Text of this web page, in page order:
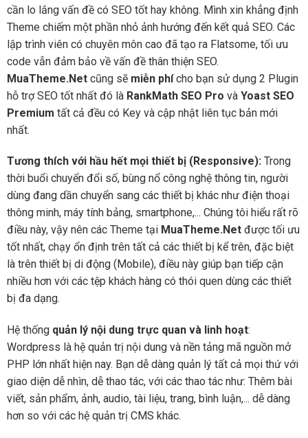
cần lo lắng vấn đề có SEO tốt hay không. Mình xin khẳng định
Theme chiếm một phần nhỏ ảnh hướng đến kết quả SEO. Các
lập trình viên có chuyên môn cao đã tạo ra Flatsome, tối ưu
code vẫn đảm bảo về vấn đề thân thiện SEO.
MuaTheme.Net cũng sẽ miễn phícho bạn sử dụng 2 Plugin
hỗ trợ SEO tốt nhất đó là RankMath SEO Pro và Yoast SEO
Premium tất cả đều có Key và cập nhật liên tục bản mới
nhất.
Tương thích với hầu hết mọi thiết bị (Responsive): Trong
thời buổi chuyển đổi số, bùng nổ công nghệ thông tin, người
dùng đang dần chuyển sang các thiết bị khác như điện thoại
thông minh, máy tính bảng, smartphone,... Chúng tôi hiểu rất rõ
điều này, vậy nên các Theme tại MuaTheme.Net được tối ưu
tốt nhất, chạy ổn định trên tất cả các thiết bị kể trên, đặc biệt
là trên thiết bị di động (Mobile), điều này giúp bạn tiếp cận
nhiều hơn với các tệp khách hàng có thói quen dùng các thiết
bị đa dạng.
Hệ thống quản lý nội dung trực quan và linh hoạt:
Wordpress là hệ quản trị nội dung và nền tảng mã nguồn mở
PHP lớn nhất hiện nay. Bạn dễ dàng quản lý tất cả mọi thứ với
giao diện dễ nhìn, dễ thao tác, với các thao tác như: Thêm bài
viết, sản phẩm, ảnh, audio, tài liệu, trang, bình luận,... dễ dàng
hơn so với các hệ quản trị CMS khác.